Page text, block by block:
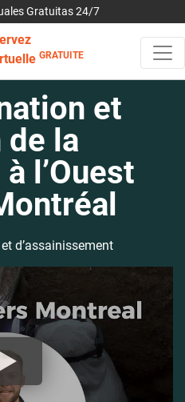
Gratuitas 24/7
GRATUITE
et
la
l’Ouest
d’assainissement